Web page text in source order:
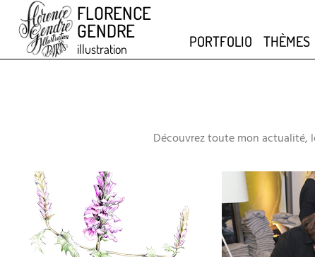
FLORENCE
GENDRE
illustration PORTFOLIO THÈMES
Découvrez toute mon actualité,